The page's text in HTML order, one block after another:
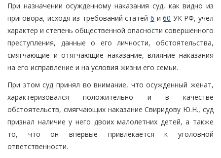
При назначении осужденному наказания суд, как видно из
приговора, исходя из требований статей 6 и60 УК РФ, учел
характер и степень общественной опасности совершенного
преступления, данные о его личности, обстоятельства,
смягчающие и отягчающие наказание, влияние наказания
на его исправление и на условия жизни его семьи.
При этом суд принял во внимание, что осужденный женат,
характеризовался положительно и в качестве
обстоятельств, смягчающих наказание Свиридову Ю.Н., суд
признал наличие у него двоих малолетних детей, а также
то, что он впервые привлекается к уголовной
ответственности.